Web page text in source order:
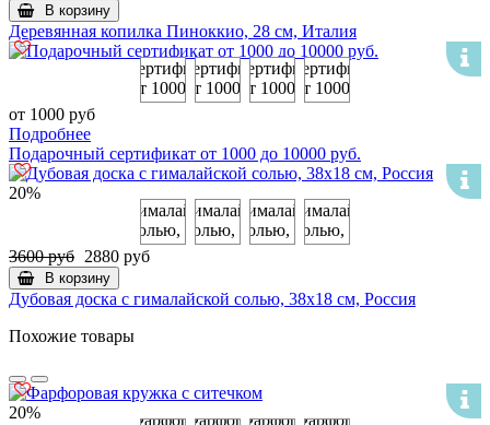
В корзину
Деревянная копилка Пиноккио, 28 см, Италия
от 1000 руб
Подробнее
Подарочный сертификат от 1000 до 10000 руб.
20%
3600 руб 2880 руб
В корзину
Дубовая доска с гималайской солью, 38х18 см, Россия
Похожие товары
20%